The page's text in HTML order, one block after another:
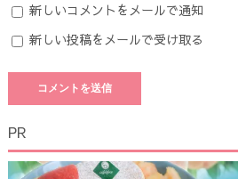
新しいコメントをメールで通知
新しい投稿をメールで受け取る
PR